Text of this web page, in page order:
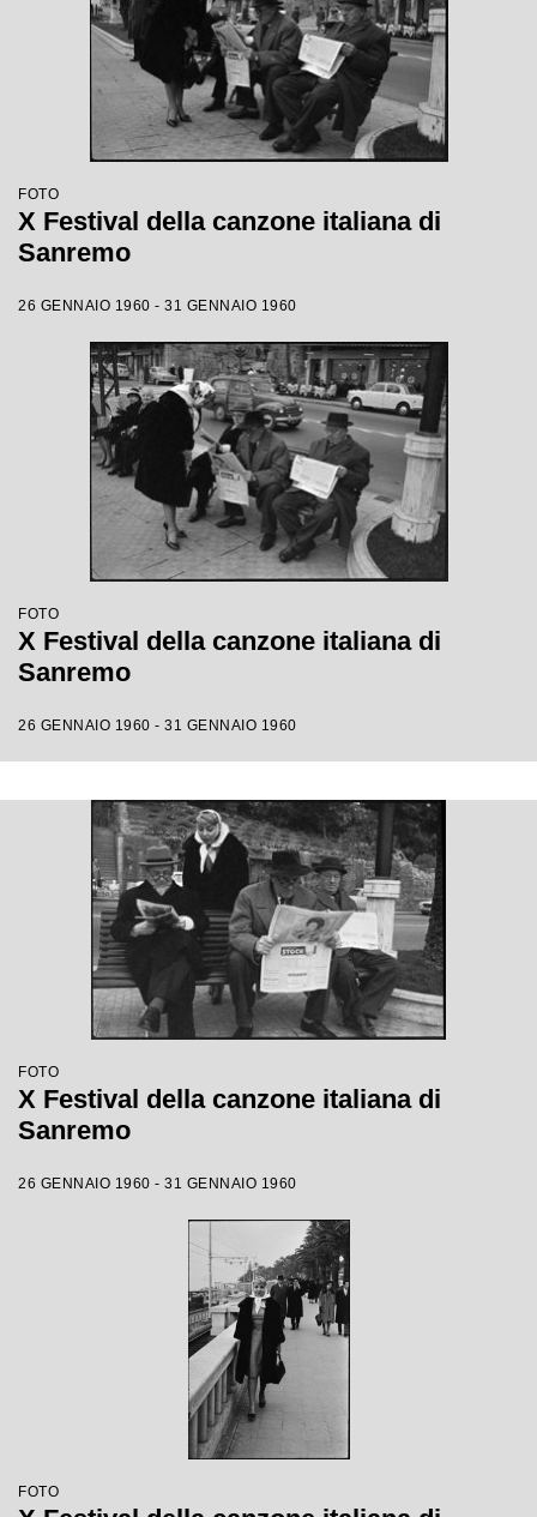
FOTO
X Festival della canzone italiana di
Sanremo
26 GENNAIO 1960 - 31 GENNAIO 1960
FOTO
X Festival della canzone italiana di
Sanremo
26 GENNAIO 1960 - 31 GENNAIO 1960
FOTO
X Festival della canzone italiana di
Sanremo
26 GENNAIO 1960 - 31 GENNAIO 1960
FOTO